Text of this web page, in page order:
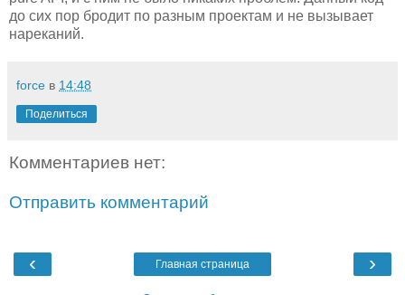
до сих пор бродит по разным проектам и не вызывает
нареканий.
force в 14:48
Поделиться
Комментариев нет:
Отправить комментарий
‹ ›
Главная страница